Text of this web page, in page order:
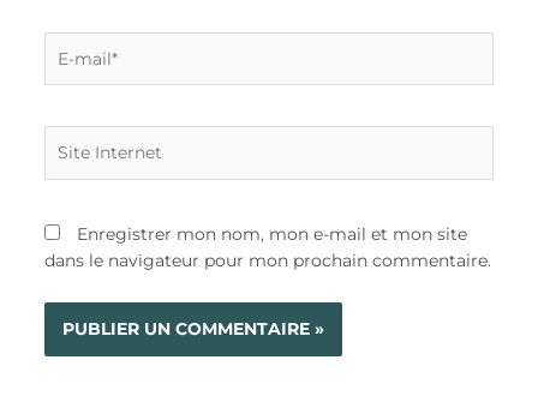
mail*
Internet
Enregistrer mon nom, mon e-mail et mon site
dans le navigateur pour mon prochain commentaire.